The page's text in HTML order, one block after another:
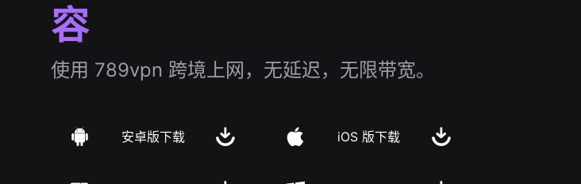
容
使用 789vpn 跨境上网，无延迟，无限带宽。
安卓版下载 iOS 版下载